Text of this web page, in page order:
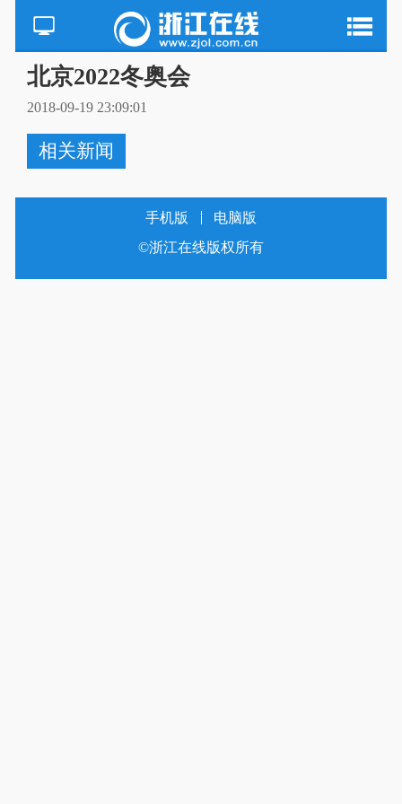
北京2022冬奥会
2018-09-19 23:09:01
相关新闻
手机版
电脑版
©浙江在线版权所有